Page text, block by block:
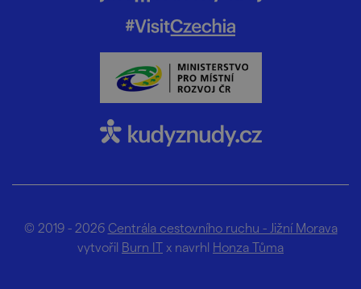
© 2019 - 2026 Centrála cestovního ruchu - Jižní Morava
vytvořil Burn IT x navrhl Honza Tůma